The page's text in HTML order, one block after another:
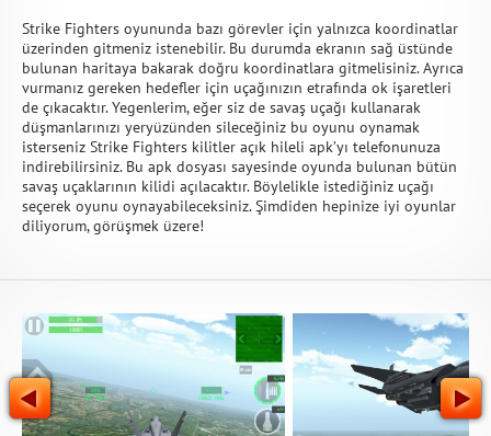
Strike Fighters oyununda bazı görevler için yalnızca koordinatlar
üzerinden gitmeniz istenebilir. Bu durumda ekranın sağ üstünde
bulunan haritaya bakarak doğru koordinatlara gitmelisiniz. Ayrıca
vurmanız gereken hedefler için uçağınızın etrafında ok işaretleri
de çıkacaktır. Yegenlerim, eğer siz de savaş uçağı kullanarak
düşmanlarınızı yeryüzünden sileceğiniz bu oyunu oynamak
isterseniz Strike Fighters kilitler açık hileli apk’yı telefonunuza
indirebilirsiniz. Bu apk dosyası sayesinde oyunda bulunan bütün
savaş uçaklarının kilidi açılacaktır. Böylelikle istediğiniz uçağı
seçerek oyunu oynayabileceksiniz. Şimdiden hepinize iyi oyunlar
diliyorum, görüşmek üzere!